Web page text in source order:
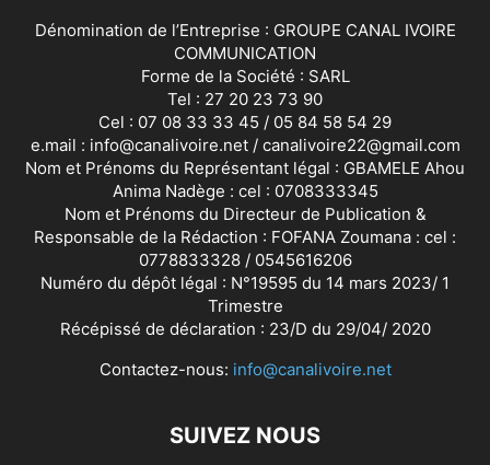
Dénomination de l’Entreprise : GROUPE CANAL IVOIRE
COMMUNICATION
Forme de la Société : SARL
Tel : 27 20 23 73 90
Cel : 07 08 33 33 45 / 05 84 58 54 29
e.mail : info@canalivoire.net / canalivoire22@gmail.com
Nom et Prénoms du Représentant légal : GBAMELE Ahou
Anima Nadège : cel : 0708333345
Nom et Prénoms du Directeur de Publication &
Responsable de la Rédaction : FOFANA Zoumana : cel :
0778833328 / 0545616206
Numéro du dépôt légal : N°19595 du 14 mars 2023/ 1
Trimestre
Récépissé de déclaration : 23/D du 29/04/ 2020
Contactez-nous: info@canalivoire.net
SUIVEZ NOUS